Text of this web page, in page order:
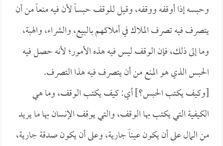
وحبسه إذا أوقفه ووقفه، وقيل للوقف حبساً لأن فيه منعاً من أن
يتصرف فيه تصرف الملاك في أملاكهم بالبيع، والشراء، والهبة،
وما إلى ذلك، فإن الوقف ليس فيه هذه الأمور؛ لأنه حصل فيه
الحبس الذي هو المنع من أن يتصرف فيه هذا التصرف.
[وكيف يكتب الحبس؟] أي: كيف يكتب الوقف، وما هي
الكيفية التي يكتب بها الوقف، والتي يوقف الإنسان بها ما يريد
من المال على أن يكون عيناً جارية، وعلى أن يكون صدقة جارية،